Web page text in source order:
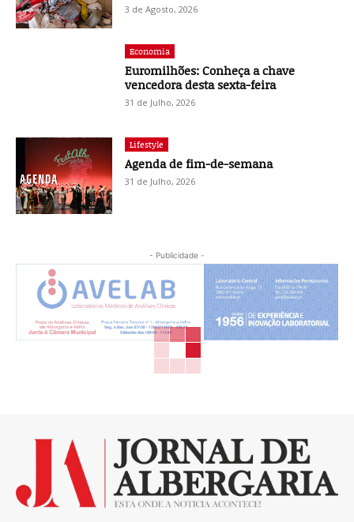
3 de Agosto, 2026
Economia
Euromilhões: Conheça a chave
vencedora desta sexta-feira
31 de Julho, 2026
Lifestyle
Agenda de fim-de-semana
31 de Julho, 2026
- Publicidade -